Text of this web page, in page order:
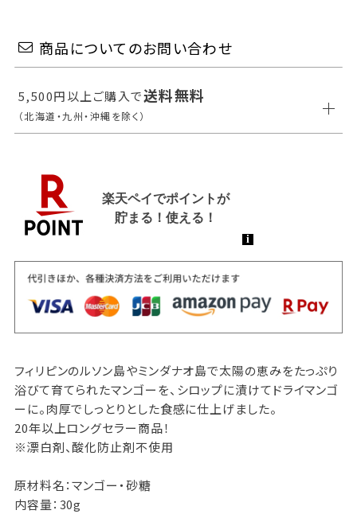
商品についてのお問い合わせ
5,500円以上ご購入で送料無料
（北海道・九州・沖縄を除く）
フィリピンのルソン島やミンダナオ島で太陽の恵みをたっぷり
浴びて育てられたマンゴーを、シロップに漬けてドライマンゴ
ーに。肉厚でしっとりとした食感に仕上げました。
20年以上ロングセラー商品！
※漂白剤、酸化防止剤不使用
原材料名：マンゴー・砂糖
内容量：30g